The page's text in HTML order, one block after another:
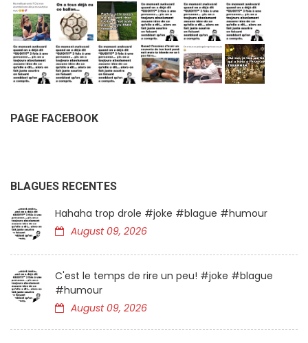
PAGE FACEBOOK
BLAGUES RECENTES
Hahaha trop drole #joke #blague #humour
August 09, 2026
C'est le temps de rire un peu! #joke #blague
#humour
August 09, 2026